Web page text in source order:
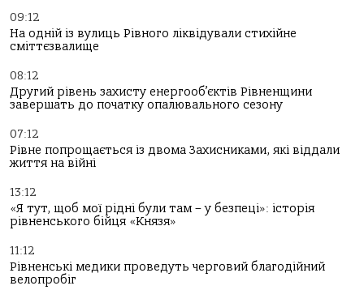
09:12
На одній із вулиць Рівного ліквідували стихійне
сміттєзвалище
08:12
Другий рівень захисту енергооб’єктів Рівненщини
завершать до початку опалювального сезону
07:12
Рівне попрощається із двома Захисниками, які віддали
життя на війні
13:12
«Я тут, щоб мої рідні були там – у безпеці»: історія
рівненського бійця «Князя»
11:12
Рівненські медики проведуть черговий благодійний
велопробіг